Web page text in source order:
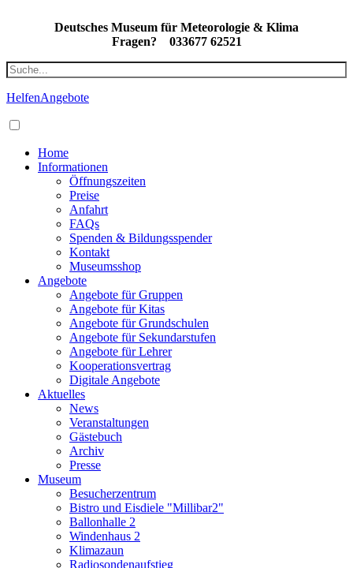
Deutsches Museum für Meteorologie & Klima
Fragen?
033677 62521
HelfenAngebote
Home
Informationen
Öffnungszeiten
Preise
Anfahrt
FAQs
Spenden & Bildungsspender
Kontakt
Museumsshop
Angebote
Angebote für Gruppen
Angebote für Kitas
Angebote für Grundschulen
Angebote für Sekundarstufen
Angebote für Lehrer
Kooperationsvertrag
Digitale Angebote
Aktuelles
News
Veranstaltungen
Gästebuch
Archiv
Presse
Museum
Besucherzentrum
Bistro und Eisdiele "Millibar2"
Ballonhalle 2
Windenhaus 2
Klimazaun
Radiosondenaufstieg